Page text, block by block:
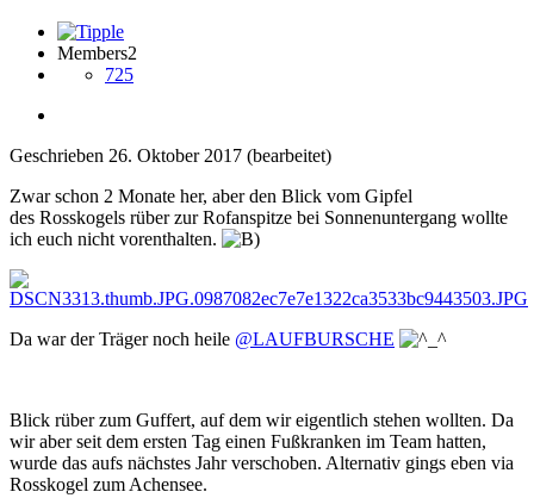
Members2
725
Geschrieben 26. Oktober 2017 (bearbeitet)
Zwar schon 2 Monate her, aber den Blick vom Gipfel
des Rosskogels rüber zur Rofanspitze bei Sonnenuntergang wollte
ich euch nicht vorenthalten.
Da war der Träger noch heile @LAUFBURSCHE
Blick rüber zum Guffert, auf dem wir eigentlich stehen wollten. Da
wir aber seit dem ersten Tag einen Fußkranken im Team hatten,
wurde das aufs nächstes Jahr verschoben. Alternativ gings eben via
Rosskogel zum Achensee.